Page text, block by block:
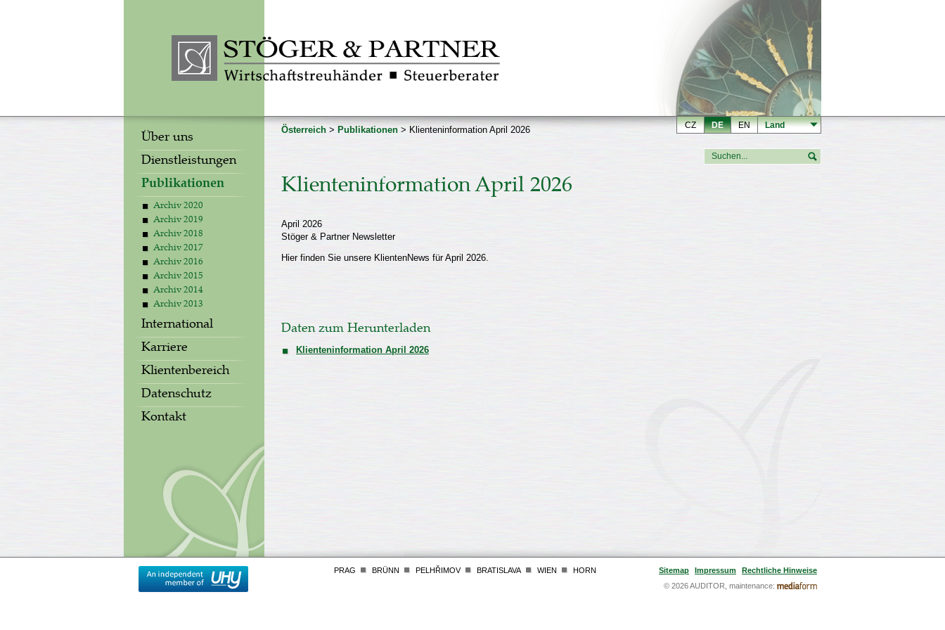
CZ DE EN Land
Über uns
Dienstleistungen
Publikationen
Archiv 2020
Archiv 2019
Archiv 2018
Archiv 2017
Archiv 2016
Archiv 2015
Archiv 2014
Archiv 2013
International
Karriere
Klientenbereich
Datenschutz
Kontakt
Österreich > Publikationen > Klienteninformation April 2026
Klienteninformation April 2026
April 2026
Stöger & Partner Newsletter
Hier finden Sie unsere KlientenNews für April 2026.
Daten zum Herunterladen
Klienteninformation April 2026
Sitemap Impressum
Rechtliche Hinweise
© 2026 AUDITOR, maintenance:
PRAG BRÜNN PELHŘIMOV BRATISLAVA WIEN HORN